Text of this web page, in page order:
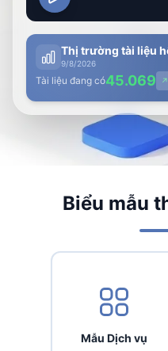
Thị trường tài liệu
9/8/2026
Tài liệu đang có45.069 ↗
Biểu mẫu
Mẫu Dịch vụ